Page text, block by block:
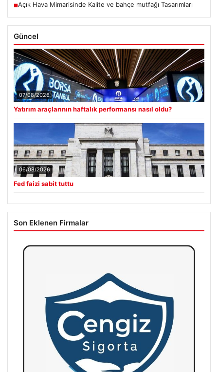
■Açık Hava Mimarisinde Kalite ve bahçe mutfağı Tasarımları
Güncel
07/08/2026
Yatırım araçlarının haftalık performansı nasıl oldu?
06/08/2026
Fed faizi sabit tuttu
Son Eklenen Firmalar